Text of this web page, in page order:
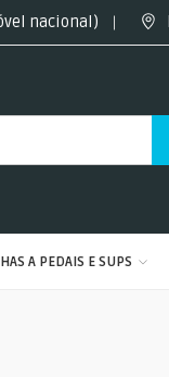
nacional)
A PEDAIS E SUPS